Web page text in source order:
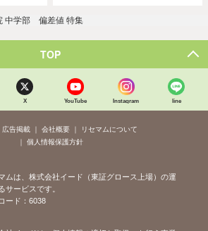
中学部 偏差値 特集
TOP
X YouTube Instagram line
広告掲載 会社概要
リセマムについて
個人情報保護方針
ムは、株式会社イード（東証グロース上場）の運
サービスです。
ード：6038